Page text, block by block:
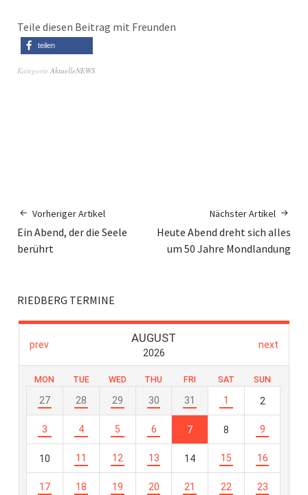
Teile diesen Beitrag mit Freunden
teilen
Kategorie AktuelleNEWS
Vorheriger Artikel
Ein Abend, der die Seele
berührt
Nächster Artikel
Heute Abend dreht sich alles
um 50 Jahre Mondlandung
RIEDBERG TERMINE